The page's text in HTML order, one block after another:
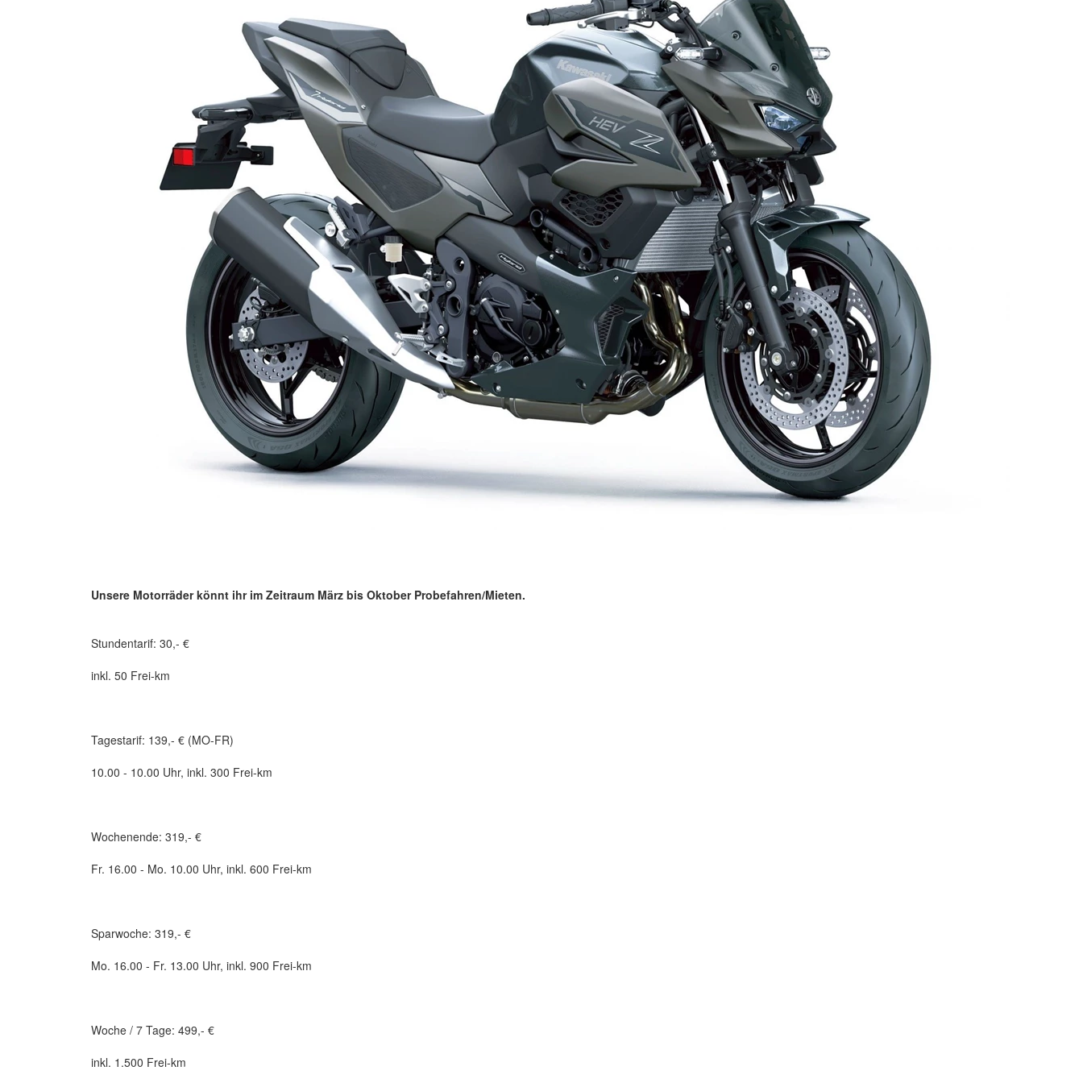
Unsere Motorräder könnt ihr im Zeitraum März bis Oktober Probefahren/Mieten.
Stundentarif: 30,- €
inkl. 50 Frei-km
Tagestarif: 139,- € (MO-FR)
10.00 - 10.00 Uhr, inkl. 300 Frei-km
Wochenende: 319,- €
Fr. 16.00 - Mo. 10.00 Uhr, inkl. 600 Frei-km
Sparwoche: 319,- €
Mo. 16.00 - Fr. 13.00 Uhr, inkl. 900 Frei-km
Woche / 7 Tage: 499,- €
inkl. 1.500 Frei-km